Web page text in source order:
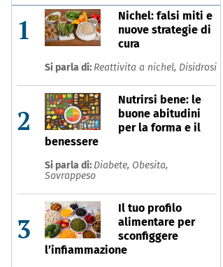
1
Nichel: falsi miti e
nuove strategie di
cura
Si parla di: Reattivita a nichel, Disidrosi
2
Nutrirsi bene: le
buone abitudini
per la forma e il
benessere
Si parla di: Diabete, Obesita,
Sovrappeso
3
Il tuo profilo
alimentare per
sconfiggere
l’infiammazione